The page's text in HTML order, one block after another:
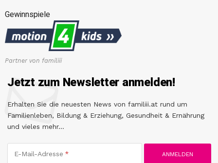
Gewinnspiele
Partner von familiii
Jetzt zum Newsletter anmelden!
Erhalten Sie die neuesten News von familiii.at rund um
Familienleben, Bildung & Erziehung, Gesundheit & Ernährung
und vieles mehr...
E-Mail-Adresse